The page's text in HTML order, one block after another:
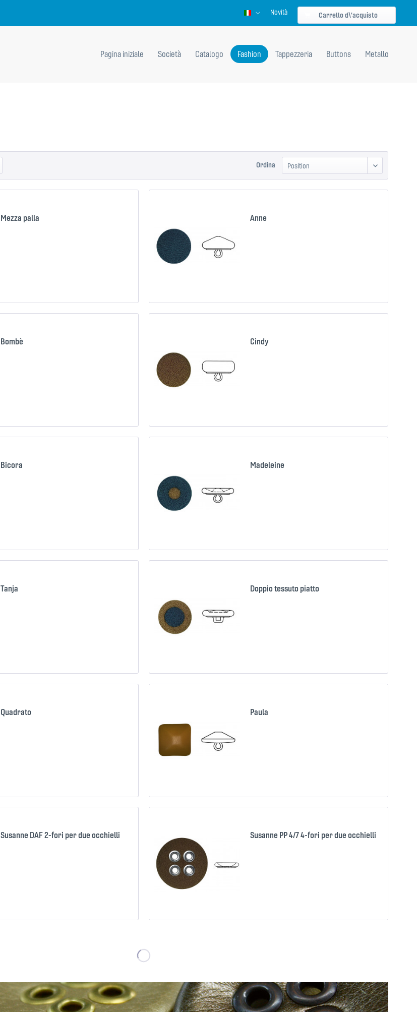
ItalienischNovità Carrello d\'acquisto
Pagina iniziale Società Catalogo Fashion Tappezzeria Buttons Metallo
Ordina
Mezza palla Anne
Bombè Cindy
Bicora Madeleine
Tanja Doppio tessuto piatto
Quadrato Paula
Susanne DAF 2-fori per due occhielli Susanne PP 4/7 4-fori per due occhielli